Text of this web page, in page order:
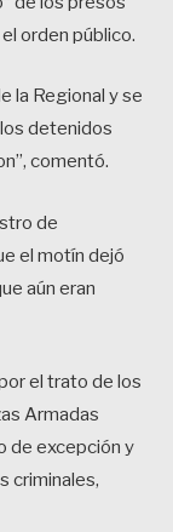
orden público.
la Regional y se
detenidos
comentó.
de
el motín dejó
aún eran
el trato de los
Armadas
de excepción y
criminales,